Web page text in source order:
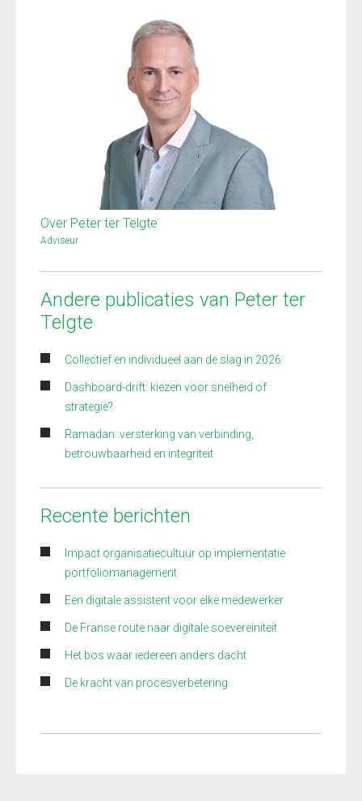
Over Peter ter Telgte
Adviseur
Andere publicaties van Peter ter
Telgte
Collectief en individueel aan de slag in 2026
Dashboard-drift: kiezen voor snelheid of
strategie?
Ramadan: versterking van verbinding,
betrouwbaarheid en integriteit
Recente berichten
Impact organisatiecultuur op implementatie
portfoliomanagement
Een digitale assistent voor elke medewerker
De Franse route naar digitale soevereiniteit
Het bos waar iedereen anders dacht
De kracht van procesverbetering